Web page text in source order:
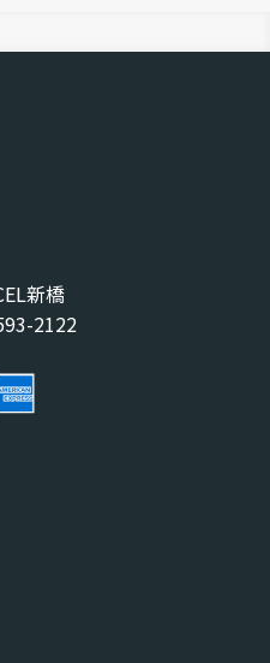
新橋
2122